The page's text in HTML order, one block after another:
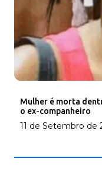
Mulher é morta
o ex-companheiro
11 de Setembro de